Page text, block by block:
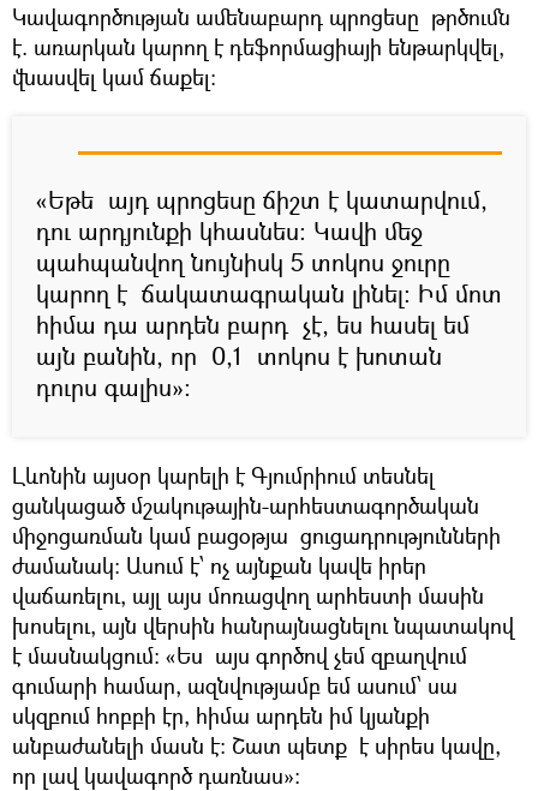
Կավագործության ամենաբարդ պրոցեսը թրծումն
է. առարկան կարող է դեֆորմացիայի ենթարկվել,
վնասվել կամ ճաքել:
«Եթե այդ պրոցեսը ճիշտ է կատարվում,
դու արդյունքի կհասնես: Կավի մեջ
պահպանվող նույնիսկ 5 տոկոս ջուրը
կարող է ճակատագրական լինել: Իմ մոտ
հիմա դա արդեն բարդ չէ, ես հասել եմ
այն բանին, որ 0,1 տոկոս է խոտան
դուրս գալիս»:
Լևոնին այսօր կարելի է Գյումրիում տեսնել
ցանկացած մշակութային-արհեստագործական
միջոցառման կամ բացօթյա ցուցադրությունների
ժամանակ: Ասում է՝ ոչ այնքան կավե իրեր
վաճառելու, այլ այս մոռացվող արհեստի մասին
խոսելու, այն վերսին հանրայնացնելու նպատակով
է մասնակցում: «Ես այս գործով չեմ զբաղվում
գումարի համար, ազնվությամբ եմ ասում՝ սա
սկզբում հոբբի էր, հիմա արդեն իմ կյանքի
անբաժանելի մասն է: Շատ պետք է սիրես կավը,
որ լավ կավագործ դառնաս»: